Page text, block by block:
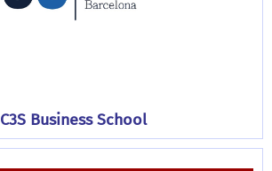
C3S Business School